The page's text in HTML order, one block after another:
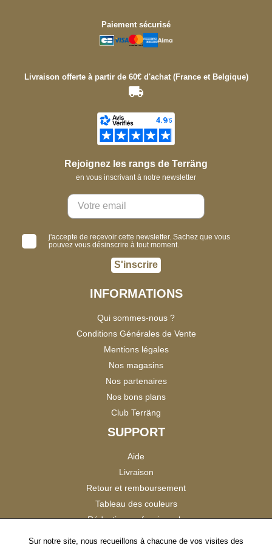
Paiement sécurisé
Livraison offerte à partir de 60€ d'achat (France et Belgique)
Rejoignez les rangs de Terräng
en vous inscrivant à notre newsletter
j'accepte de recevoir cette newsletter. Sachez que vous
pouvez vous désinscrire à tout moment.
S'inscrire
INFORMATIONS
Qui sommes-nous ?
Conditions Générales de Vente
Mentions légales
Nos magasins
Nos partenaires
Nos bons plans
Club Terräng
SUPPORT
Aide
Livraison
Retour et remboursement
Tableau des couleurs
Réduction professionnels
Sur notre site, nous recueillons à chacune de vos visites des